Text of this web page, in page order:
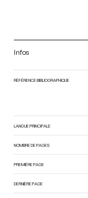
Infos
RÉFÉRENCE BIBLIOGRAPHIQUE
LANGUE PRINCIPALE
NOMBRE DE PAGES
PREMIÈRE PAGE
DERNIÈRE PAGE